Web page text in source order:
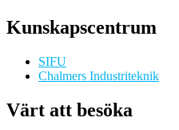
Kunskapscentrum
SIFU
Chalmers Industriteknik
Värt att besöka